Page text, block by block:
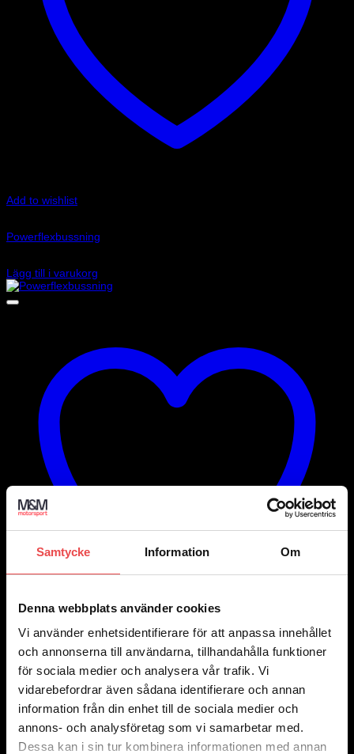
Samtycke Information Om
Denna webbplats använder cookies
Vi använder enhetsidentifierare för att anpassa innehållet
och annonserna till användarna, tillhandahålla funktioner
för sociala medier och analysera vår trafik. Vi
vidarebefordrar även sådana identifierare och annan
information från din enhet till de sociala medier och
annons- och analysföretag som vi samarbetar med.
Dessa kan i sin tur kombinera informationen med annan
Add to wishlist
Powerflexbussning
Lägg till i varukorg
Add to wishlist
Art.nr: PF34-803-19
Powerflexbussning
560kr
Lägg till i varukorg